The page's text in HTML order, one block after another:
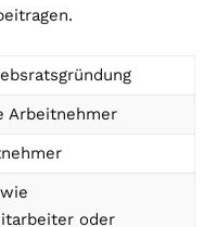
Arbeitnehmer
oder